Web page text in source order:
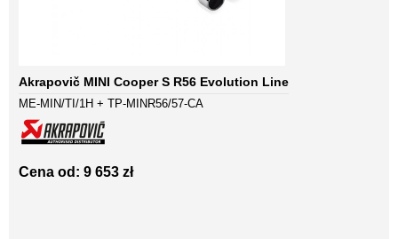
Akrapovič MINI Cooper S R56 Evolution Line
ME-MIN/TI/1H + TP-MINR56/57-CA
Cena od: 9 653 zł